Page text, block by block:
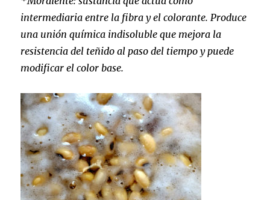
intermediaria entre la fibra y el colorante. Produce
una unión química indisoluble que mejora la
resistencia del teñido al paso del tiempo y puede
modificar el color base.